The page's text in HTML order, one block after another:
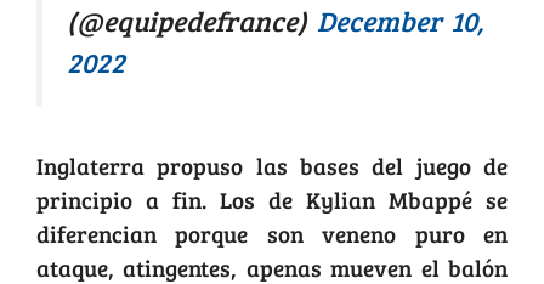
(@equipedefrance) December 10,
2022
Inglaterra propuso las bases del juego de
principio a fin. Los de Kylian Mbappé se
diferencian porque son veneno puro en
ataque, atingentes, apenas mueven el balón